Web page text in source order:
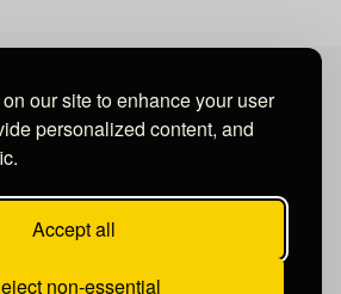
our site to enhance your user
personalized content, and
Accept all
non-essential
Publishing LLC